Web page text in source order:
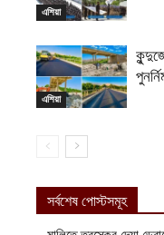
এশিয়া
এশিয়া
সর্বশেষ পোস্টসমূহ